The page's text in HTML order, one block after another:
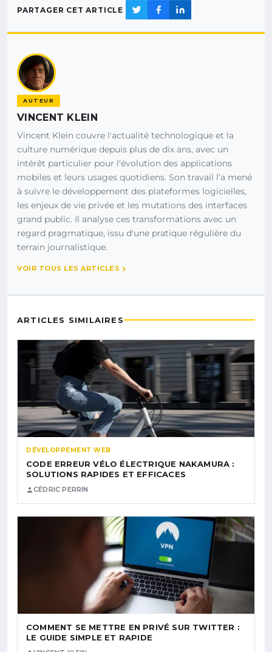
PARTAGER CET ARTICLE
AUTEUR
VINCENT KLEIN
Vincent Klein couvre l'actualité technologique et la
culture numérique depuis plus de dix ans, avec un
intérêt particulier pour l'évolution des applications
mobiles et leurs usages quotidiens. Son travail l’a mené
à suivre le développement des plateformes logicielles,
les enjeux de vie privée et les mutations des interfaces
grand public. Il analyse ces transformations avec un
regard pragmatique, issu d'une pratique régulière du
terrain journalistique.
VOIR TOUS LES ARTICLES
ARTICLES SIMILAIRES
DÉVELOPPEMENT WEB
CODE ERREUR VÉLO ÉLECTRIQUE NAKAMURA :
SOLUTIONS RAPIDES ET EFFICACES
CÉDRIC PERRIN
COMMENT SE METTRE EN PRIVÉ SUR TWITTER :
LE GUIDE SIMPLE ET RAPIDE